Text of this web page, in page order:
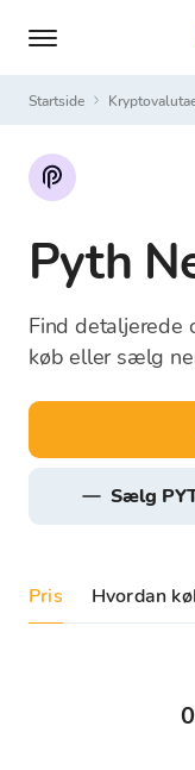
Startside
Pyth
Find detaljerede
køb eller sælg
sælg
Pris Hvordan